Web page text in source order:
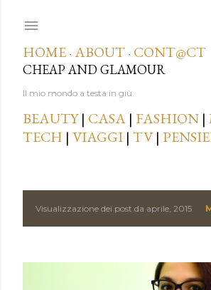
HOME · ABOUT · CONT@CT
CHEAP AND GLAMOUR
Il mio mondo a testa in giù.
BEAUTY| CASA | FASHION |
TECH | VIAGGI | TV|
PVisualizzazione dei post da aprile, 2015